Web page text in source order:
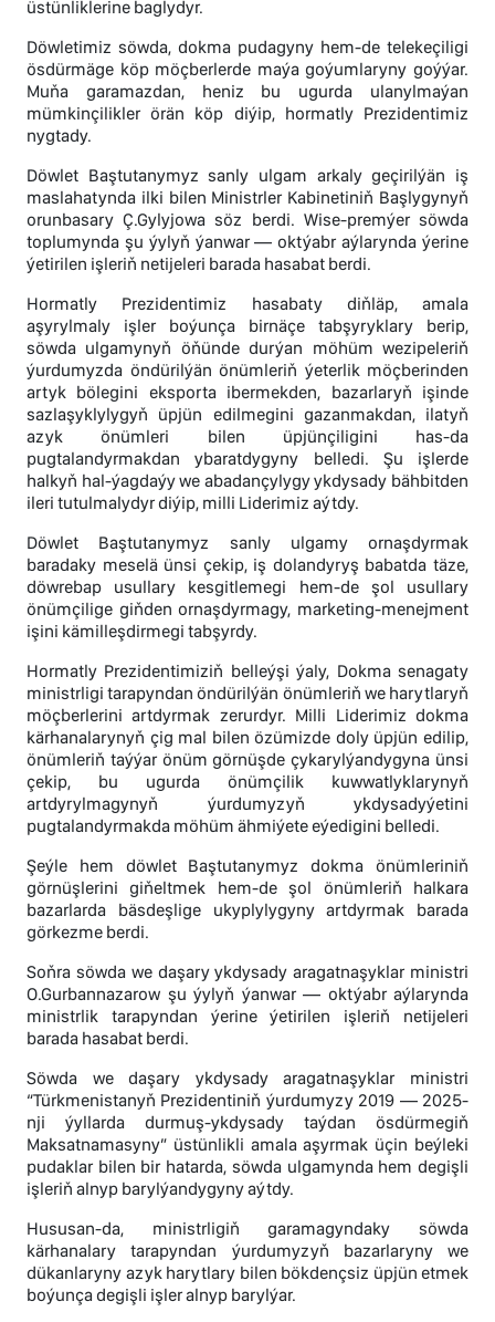
üstünliklerine baglydyr.
Döwletimiz söwda, dokma pudagyny hem-de telekeçiligi
ösdürmäge köp möçberlerde maýa goýumlaryny goýýar.
Muňa garamazdan, heniz bu ugurda ulanylmaýan
mümkinçilikler örän köp diýip, hormatly Prezidentimiz
nygtady.
Döwlet Baştutanymyz sanly ulgam arkaly geçirilýän iş
maslahatynda ilki bilen Ministrler Kabinetiniň Başlygynyň
orunbasary Ç.Gylyjowa söz berdi. Wise-premýer söwda
toplumynda şu ýylyň ýanwar — oktýabr aýlarynda ýerine
ýetirilen işleriň netijeleri barada hasabat berdi.
Hormatly Prezidentimiz hasabaty diňläp, amala
aşyrylmaly işler boýunça birnäçe tabşyryklary berip,
söwda ulgamynyň öňünde durýan möhüm wezipeleriň
ýurdumyzda öndürilýän önümleriň ýeterlik möçberinden
artyk bölegini eksporta ibermekden, bazarlaryň işinde
sazlaşyklylygyň üpjün edilmegini gazanmakdan, ilatyň
azyk önümleri bilen üpjünçiligini has-da
pugtalandyrmakdan ybaratdygyny belledi. Şu işlerde
halkyň hal-ýagdaýy we abadançylygy ykdysady bähbitden
ileri tutulmalydyr diýip, milli Liderimiz aýtdy.
Döwlet Baştutanymyz sanly ulgamy ornaşdyrmak
baradaky meselä ünsi çekip, iş dolandyryş babatda täze,
döwrebap usullary kesgitlemegi hem-de şol usullary
önümçilige giňden ornaşdyrmagy, marketing-menejment
işini kämilleşdirmegi tabşyrdy.
Hormatly Prezidentimiziň belleýşi ýaly, Dokma senagaty
ministrligi tarapyndan öndürilýän önümleriň we harytlaryň
möçberlerini artdyrmak zerurdyr. Milli Liderimiz dokma
kärhanalarynyň çig mal bilen özümizde doly üpjün edilip,
önümleriň taýýar önüm görnüşde çykarylýandygyna ünsi
çekip, bu ugurda önümçilik kuwwatlyklarynyň
artdyrylmagynyň ýurdumyzyň ykdysadyýetini
pugtalandyrmakda möhüm ähmiýete eýedigini belledi.
Şeýle hem döwlet Baştutanymyz dokma önümleriniň
görnüşlerini giňeltmek hem-de şol önümleriň halkara
bazarlarda bäsdeşlige ukyplylygyny artdyrmak barada
görkezme berdi.
Soňra söwda we daşary ykdysady aragatnaşyklar ministri
O.Gurbannazarow şu ýylyň ýanwar — oktýabr aýlarynda
ministrlik tarapyndan ýerine ýetirilen işleriň netijeleri
barada hasabat berdi.
Söwda we daşary ykdysady aragatnaşyklar ministri
“Türkmenistanyň Prezidentiniň ýurdumyzy 2019 — 2025-
nji ýyllarda durmuş-ykdysady taýdan ösdürmegiň
Maksatnamasyny” üstünlikli amala aşyrmak üçin beýleki
pudaklar bilen bir hatarda, söwda ulgamynda hem degişli
işleriň alnyp barylýandygyny aýtdy.
Hususan-da, ministrligiň garamagyndaky söwda
kärhanalary tarapyndan ýurdumyzyň bazarlaryny we
dükanlaryny azyk harytlary bilen bökdençsiz üpjün etmek
boýunça degişli işler alnyp barylýar.